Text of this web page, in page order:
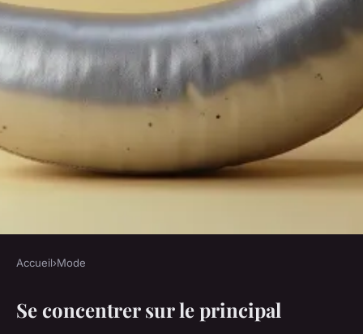
Comment choisir votre sac
Accueil›Mode
Se concentrer sur le principal